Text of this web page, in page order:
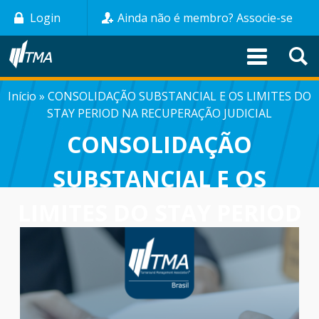
Pular
para
conteúdo
principal
Login Ainda não é membro? Associe-se
TRILHA
NAVEGAÇÃO
Início
CONSOLIDAÇÃO SUBSTANCIAL E OS LIMITES DO
STAY PERIOD NA RECUPERAÇÃO JUDICIAL
CONSOLIDAÇÃO
SUBSTANCIAL E OS
NA RECUPERAÇÃO
JUDICIAL